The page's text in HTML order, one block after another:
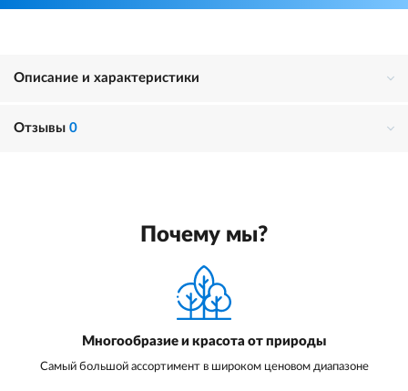
Описание и характеристики
Отзывы 0
Почему мы?
Многообразие и красота от природы
Самый большой ассортимент в широком ценовом диапазоне